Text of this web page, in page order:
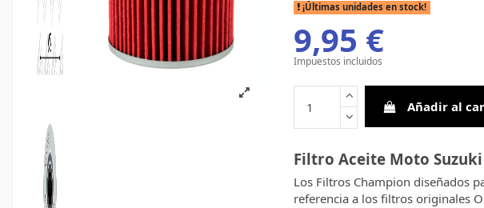
¡Últimas unidades en stock!
9,95 €
Impuestos incluidos
Añadir al
Filtro Aceite Moto Suzuki
Los Filtros Champion diseñados
referencia a los filtros originales